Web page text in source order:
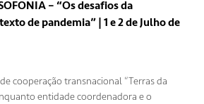
– “Os desafios da
de pandemia” | 1 e 2 de Julho de
cooperação transnacional “Terras da
entidade coordenadora e o